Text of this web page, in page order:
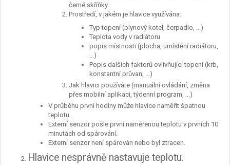
černé skříňky.
Prostředí, v jakém je hlavice využívána:
Typ topení (plynový kotel, čerpadlo, ...)
Teplota vody v radiátoru
popis místnosti (plocha, umístění radiátoru,
...)
Popis dalších faktorů ovlivňující topení (krb,
konstantní průvan, ...)
Jak hlavici používáte (manuální ovládání, změna
přes mobilní aplikaci, týdenní program, ...)
V průběhu první hodiny může hlavice naměřit špatnou
teplotu.
Externí senzor pošle první naměřenou teplotu v prvních 10
minutách od spárování.
Externí senzor není spárován nebo byl ztracen.
Hlavice nesprávně nastavuje teplotu.